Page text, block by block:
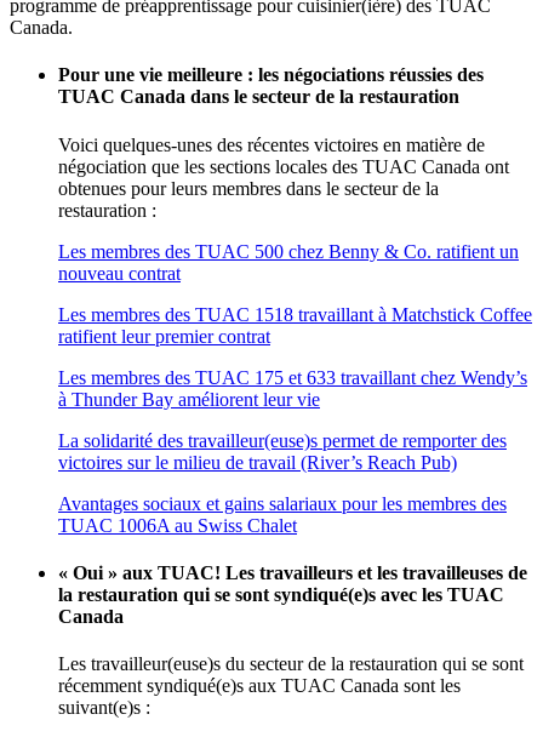
programme de préapprentissage pour cuisinier(ière) des TUAC
Canada.
Pour une vie meilleure : les négociations réussies des
TUAC Canada dans le secteur de la restauration
Voici quelques-unes des récentes victoires en matière de
négociation que les sections locales des TUAC Canada ont
obtenues pour leurs membres dans le secteur de la
restauration :
Les membres des TUAC 500 chez Benny & Co. ratifient un
nouveau contrat
Les membres des TUAC 1518 travaillant à Matchstick Coffee
ratifient leur premier contrat
Les membres des TUAC 175 et 633 travaillant chez Wendy’s
à Thunder Bay améliorent leur vie
La solidarité des travailleur(euse)s permet de remporter des
victoires sur le milieu de travail (River’s Reach Pub)
Avantages sociaux et gains salariaux pour les membres des
TUAC 1006A au Swiss Chalet
« Oui » aux TUAC! Les travailleurs et les travailleuses de
la restauration qui se sont syndiqué(e)s avec les TUAC
Canada
Les travailleur(euse)s du secteur de la restauration qui se sont
récemment syndiqué(e)s aux TUAC Canada sont les
suivant(e)s :